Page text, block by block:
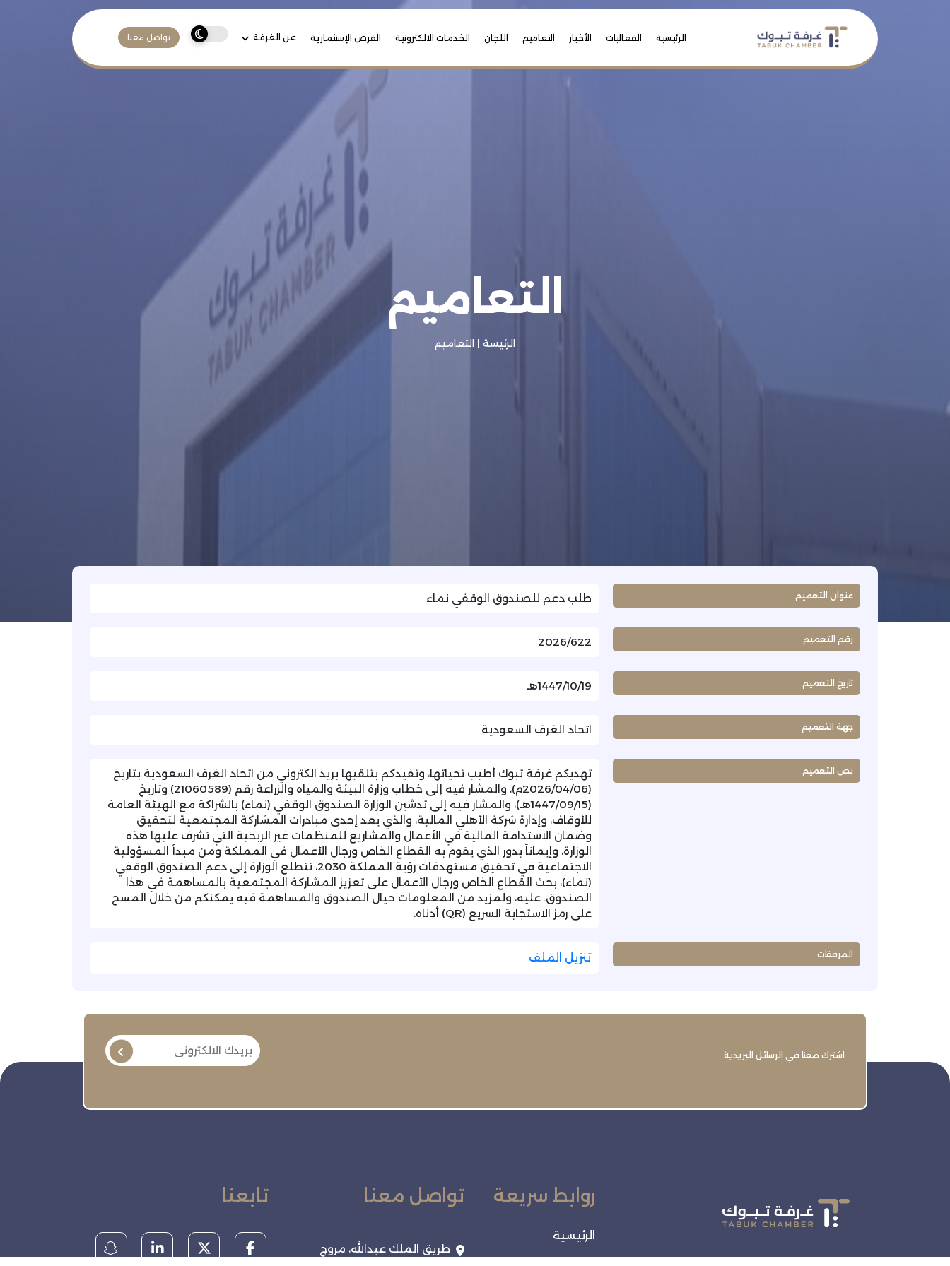
الرئيسية الفعاليات الأخبار التعاميم اللجان الخدمات الالكترونية الفرص الإستثمارية عن الغرفة تواصل معنا
التعاميم
الرئيسة | التعاميم
عنوان التعميم طلب دعم للصندوق الوقفي نماء
رقم التعميم 2026/622
تاريخ التعميم 1447/10/19هـ
جهة التعميم اتحاد الغرف السعودية
نص التعميم
تهديكم غرفة تبوك أطيب تحياتها، وتفيدكم بتلقيها بريد الكتروني من اتحاد الغرف السعودية بتاريخ
(2026/04/06م)، والمشار فيه إلى خطاب وزارة البيئة والمياه والزراعة رقم (21060589) وتاريخ
(1447/09/15هـ)، والمشار فيه إلى تدشين الوزارة الصندوق الوقفي (نماء) بالشراكة مع الهيئة العامة
للأوقاف، وإدارة شركة الأهلي المالية، والذي يعد إحدى مبادرات المشاركة المجتمعية لتحقيق
وضمان الاستدامة المالية في الأعمال والمشاريع للمنظمات غير الربحية التي تشرف عليها هذه
الوزارة، وإيماناً بدور الذي يقوم به القطاع الخاص ورجال الأعمال في المملكة ومن مبدأ المسؤولية
الاجتماعية في تحقيق مستهدفات رؤية المملكة 2030، تتطلع الوزارة إلى دعم الصندوق الوقفي
(نماء)، بحث القطاع الخاص ورجال الأعمال على تعزيز المشاركة المجتمعية بالمساهمة في هذا
الصندوق. عليه، ولمزيد من المعلومات حيال الصندوق والمساهمة فيه يمكنكم من خلال المسح
على رمز الاستجابة السريع (QR) أدناه.
المرفقات تنزيل الملف
اشترك معنا في الرسائل البريدية
روابط سريعة
الرئيسية
تواصل معنا
طريق الملك عبدالله، مروج
تابعنا